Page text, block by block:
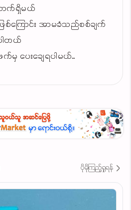
ာက်ရှိမယ်
ကြောင်း အာမခံသည်စစ်ချက်
ါတယ်
ပေးချေရပါမယ်
ယ်
ပိုမိုကြည့်ရှုရန်